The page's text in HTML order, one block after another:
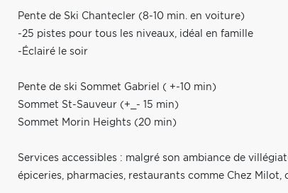
Pente de Ski Chantecler (8-10 min. en voiture)
-25 pistes pour tous les niveaux, idéal en famille
-Éclairé le soir
Pente de ski Sommet Gabriel ( +-10 min)
Sommet St-Sauveur (+_- 15 min)
Sommet Morin Heights (20 min)
Services accessibles : malgré son ambiance de
épiceries, pharmacies, restaurants comme Chez Milot,